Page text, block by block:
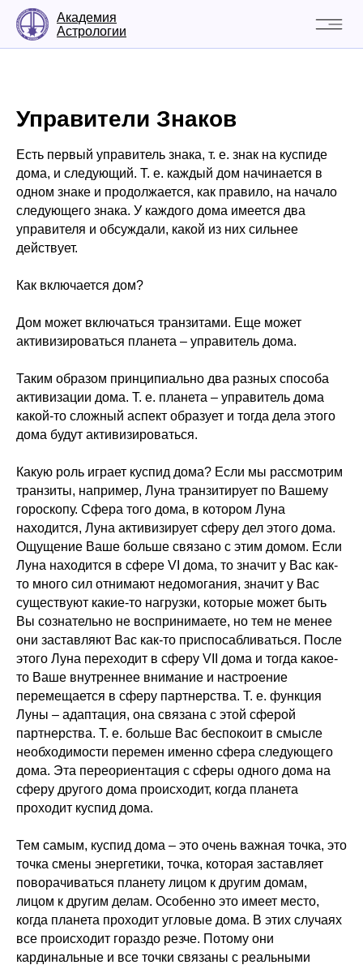
Академия
Астрологии
Управители Знаков
Есть первый управитель знака, т. е. знак на куспиде
дома, и следующий. Т. е. каждый дом начинается в
одном знаке и продолжается, как правило, на начало
следующего знака. У каждого дома имеется два
управителя и обсуждали, какой из них сильнее
действует.
Как включается дом?
Дом может включаться транзитами. Еще может
активизироваться планета – управитель дома.
Таким образом принципиально два разных способа
активизации дома. Т. е. планета – управитель дома
какой-то сложный аспект образует и тогда дела этого
дома будут активизироваться.
Какую роль играет куспид дома? Если мы рассмотрим
транзиты, например, Луна транзитирует по Вашему
гороскопу. Сфера того дома, в котором Луна
находится, Луна активизирует сферу дел этого дома.
Ощущение Ваше больше связано с этим домом. Если
Луна находится в сфере VI дома, то значит у Вас как-
то много сил отнимают недомогания, значит у Вас
существуют какие-то нагрузки, которые может быть
Вы сознательно не воспринимаете, но тем не менее
они заставляют Вас как-то приспосабливаться. После
этого Луна переходит в сферу VII дома и тогда какое-
то Ваше внутреннее внимание и настроение
перемещается в сферу партнерства. Т. е. функция
Луны – адаптация, она связана с этой сферой
партнерства. Т. е. больше Вас беспокоит в смысле
необходимости перемен именно сфера следующего
дома. Эта переориентация с сферы одного дома на
сферу другого дома происходит, когда планета
проходит куспид дома.
Тем самым, куспид дома – это очень важная точка, это
точка смены энергетики, точка, которая заставляет
поворачиваться планету лицом к другим домам,
лицом к другим делам. Особенно это имеет место,
когда планета проходит угловые дома. В этих случаях
все происходит гораздо резче. Потому они
кардинальные и все точки связаны с реальными